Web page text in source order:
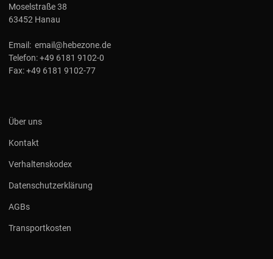
Moselstraße 38
63452 Hanau
Email: email@hebezone.de
Telefon:+49 6181 9102-0
Fax:+49 6181 9102-77
Über uns
Kontakt
Verhaltenskodex
Datenschutzerklärung
AGBs
Transportkosten